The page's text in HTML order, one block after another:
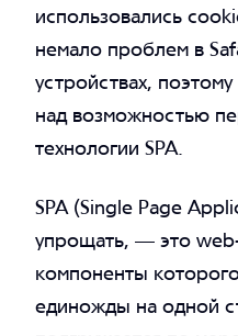
использовались
немало проблем в
устройствах,
над возможностью
технологии SPA.
SPA (Single Page
упрощать, — это
компоненты
единожды на одной